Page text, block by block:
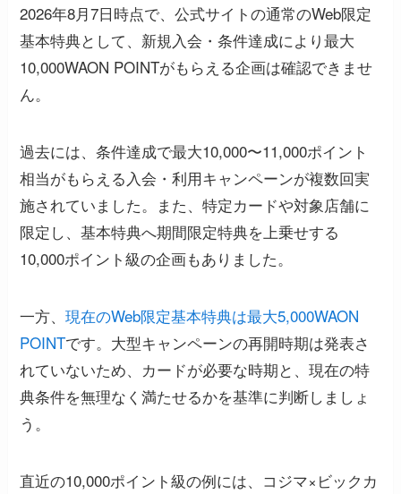
2026年8月7日時点で、公式サイトの通常のWeb限定
基本特典として、新規入会・条件達成により最大
10,000WAON POINTがもらえる企画は確認できませ
ん。
過去には、条件達成で最大10,000〜11,000ポイント
相当がもらえる入会・利用キャンペーンが複数回実
施されていました。また、特定カードや対象店舗に
限定し、基本特典へ期間限定特典を上乗せする
10,000ポイント級の企画もありました。
一方、現在のWeb限定基本特典は最大5,000WAON
POINTです。大型キャンペーンの再開時期は発表さ
れていないため、カードが必要な時期と、現在の特
典条件を無理なく満たせるかを基準に判断しましょ
う。
直近の10,000ポイント級の例には、コジマ×ビックカ